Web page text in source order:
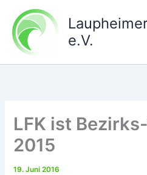
Inhalt
springen
e.V.
LFK ist
2015
19. Juni 2016